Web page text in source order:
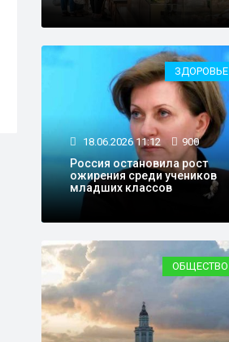
ЗДОРОВЬЕ
18.06.2026 11:12 900
Россия остановила рост
ожирения среди учеников
младших классов
ОБЩЕСТВО